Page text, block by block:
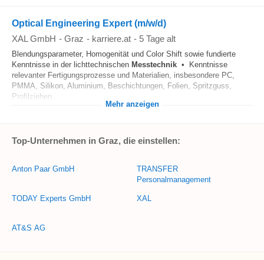
Optical Engineering Expert (m/w/d)
XAL GmbH - Graz - karriere.at - 5 Tage alt
Blendungsparameter, Homogenität und Color Shift sowie fundierte
Kenntnisse in der lichttechnischen Messtechnik • Kenntnisse
relevanter Fertigungsprozesse und Materialien, insbesondere PC,
PMMA, Silikon, Aluminium, Beschichtungen, Folien, Spritzguss,
Profilziehen...
Mehr anzeigen
Top-Unternehmen in Graz, die einstellen:
Anton Paar GmbH
TODAY Experts GmbH
AT&S AG
TRANSFER
Personalmanagement
XAL